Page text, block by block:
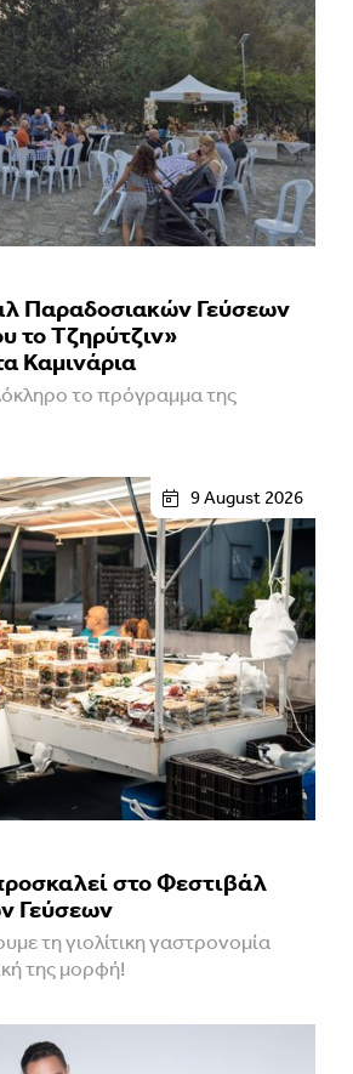
Παραδοσιακών Γεύσεων
το Τζηρύτζιν»
Καμινάρια
το πρόγραμμα της
9 August 2026
στο Φεστιβάλ
Γεύσεων
τη γιολίτικη γαστρονομία
της μορφή!